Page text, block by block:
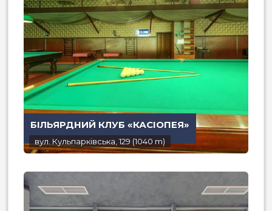
БІЛЬЯРДНИЙ КЛУБ «КАСІОПЕЯ»
вул. Кульпарківська, 129 (1040 m)